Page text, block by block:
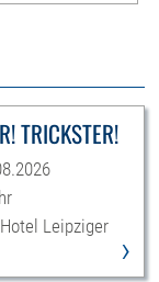
TRICKSTER!
Leipziger
›